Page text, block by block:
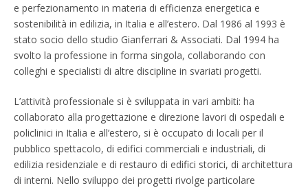
e perfezionamento in materia di efficienza energetica e
sostenibilità in edilizia, in Italia e all’estero. Dal 1986 al 1993 è
stato socio dello studio Gianferrari & Associati. Dal 1994 ha
svolto la professione in forma singola, collaborando con
colleghi e specialisti di altre discipline in svariati progetti.
L’attività professionale si è sviluppata in vari ambiti: ha
collaborato alla progettazione e direzione lavori di ospedali e
policlinici in Italia e all’estero, si è occupato di locali per il
pubblico spettacolo, di edifici commerciali e industriali, di
edilizia residenziale e di restauro di edifici storici, di architettura
di interni. Nello sviluppo dei progetti rivolge particolare